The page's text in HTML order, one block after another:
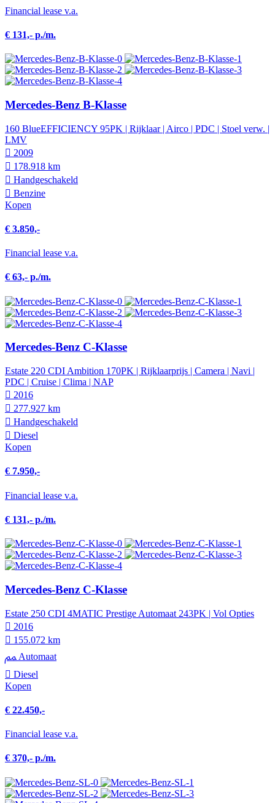
Financial lease v.a.
€ 131,- p./m.
Mercedes-Benz B-Klasse
160 BlueEFFICIENCY 95PK | Rijklaar | Airco | PDC | Stoel verw. |
LMV
2009
178.918 km
Hand­geschakeld
Benzine
Kopen
€ 3.850,-
Financial lease v.a.
€ 63,- p./m.
Mercedes-Benz C-Klasse
Estate 220 CDI Ambition 170PK | Rijklaarprijs | Camera | Navi |
PDC | Cruise | Clima | NAP
2016
277.927 km
Hand­geschakeld
Diesel
Kopen
€ 7.950,-
Financial lease v.a.
€ 131,- p./m.
Mercedes-Benz C-Klasse
Estate 250 CDI 4MATIC Prestige Automaat 243PK | Vol Opties
2016
155.072 km
Automaat
Diesel
Kopen
€ 22.450,-
Financial lease v.a.
€ 370,- p./m.